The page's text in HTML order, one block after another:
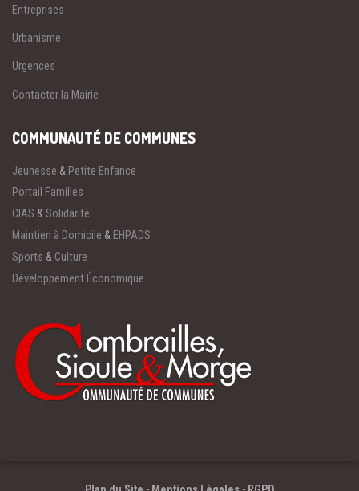
Entreprises
Urbanisme
Urgences
Contacter la Mairie
COMMUNAUTÉ DE COMMUNES
Jeunesse & Petite Enfance
Portail Familles
CIAS & Solidarité
Maintien à Domicile & EHPADS
Sports & Culture
Développement Économique